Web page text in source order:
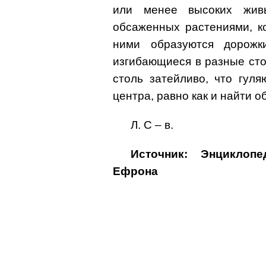
или менее высоких
обсаженных растениями,
ними образуются
изгибающиеся в разные
столь затейливо, что
центра, равно как и найти
Л. С – в.
Источник:
Ефрона